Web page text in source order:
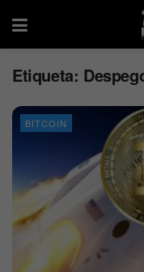
Etiqueta:
BITCOIN